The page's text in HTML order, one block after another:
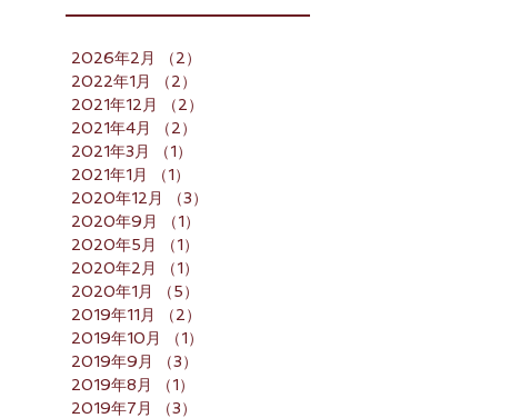
2026年2月 （2）
2022年1月
（2）
2021年12月
（2）
2021年4月
（2）
2021年3月
（1）
2021年1月
（1）
2020年12月
（3）
2020年9月
（1）
2020年5月
（1）
2020年2月
（1）
2020年1月
（5）
2019年11月
（2）
2019年10月
（1）
2019年9月
（3）
2019年8月
（1）
2019年7月
（3）